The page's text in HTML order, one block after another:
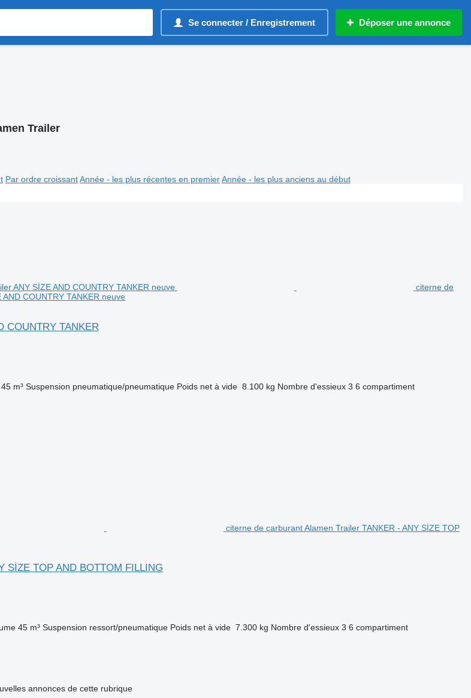
Se connecter / Enregistrement Déposer une annonce
Trailer
Par ordre croissant Année - les plus récentes en premier Année - les plus anciens au début
citerne de
COUNTRY TANKER neuve
COUNTRY TANKER
45 m³ Suspension pneumatique/pneumatique Poids net à vide 8.100 kg Nombre d'essieux 3 6 compartiment
citerne de carburant Alamen Trailer TANKER - ANY SİZE TOP
SİZE TOP AND BOTTOM FILLING
45 m³ Suspension ressort/pneumatique Poids net à vide 7.300 kg Nombre d'essieux 3 6 compartiment
annonces de cette rubrique